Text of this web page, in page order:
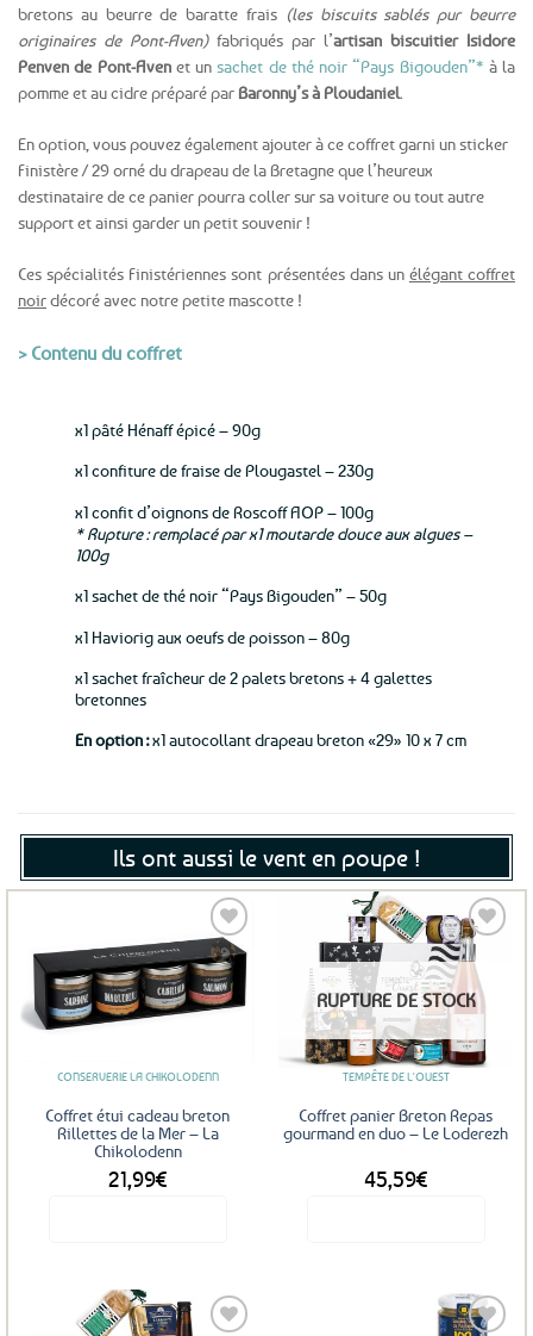
bretons au beurre de baratte frais (les biscuits sablés pur beurre
originaires de Pont-Aven)fabriqués par l’artisan biscuitier Isidore
Penven de Pont-Avenet unsachet de thé noir “Pays Bigouden”* à la
pomme et au cidrepréparé par Baronny’s à Ploudaniel.
En option, vous pouvez également ajouter à ce coffret garni un sticker
Finistère / 29 orné du drapeau de la Bretagne que l’heureux
destinataire de ce panier pourra coller sur sa voiture ou tout autre
support et ainsi garder un petit souvenir !
Ces spécialités Finistériennes sont présentées dans un élégant coffret
noirdécoré avec notre petite mascotte !
> Contenu du coffret
x1 pâté Hénaff épicé – 90g
x1 confiture de fraise de Plougastel – 230g
x1 confit d’oignons de Roscoff AOP – 100g
* Rupture : remplacé par x1 moutarde douce aux algues –
100g
x1 sachet de thé noir “Pays Bigouden” – 50g
x1 Haviorig aux oeufs de poisson – 80g
x1 sachet fraîcheur de 2 palets bretons + 4 galettes
bretonnes
En option :x1 autocollant drapeau breton «29» 10 x 7 cm
Ils ont aussi le vent en poupe !
Ajouter
aux
CONSERVERIE LA CHIKOLODENN
Coffret étui cadeau breton
Rillettes de la Mer – La
Chikolodenn
21,99€
Ajouter
aux
RUPTURE DE STOCK
TEMPÊTE DE L'OUEST
Coffret panier Breton Repas
gourmand en duo – Le Loderezh
45,59€